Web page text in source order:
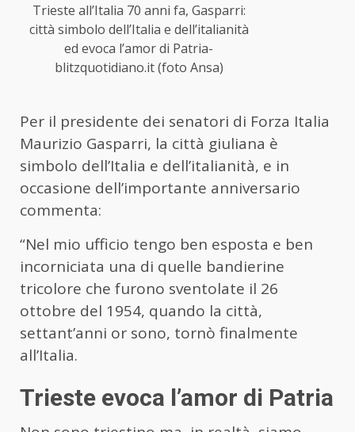
Trieste all’Italia 70 anni fa, Gasparri:
città simbolo dell’Italia e dell’italianità
ed evoca l’amor di Patria-
blitzquotidiano.it (foto Ansa)
Per il presidente dei senatori di Forza Italia
Maurizio Gasparri, la città giuliana è
simbolo dell’Italia e dell’italianità, e in
occasione dell’importante anniversario
commenta:
“Nel mio ufficio tengo ben esposta e ben
incorniciata una di quelle bandierine
tricolore che furono sventolate il 26
ottobre del 1954, quando la città,
settant’anni or sono, tornò finalmente
all’Italia.
Trieste evoca l’amor di Patria